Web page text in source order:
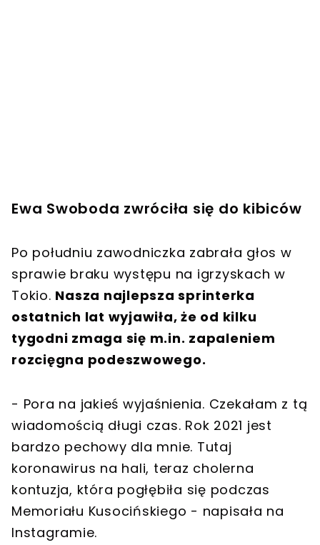
Ewa Swoboda zwróciła się do kibiców
Po południu zawodniczka zabrała głos w
sprawie braku występu na igrzyskach w
Tokio. Nasza najlepsza sprinterka
ostatnich lat wyjawiła, że od kilku
tygodni zmaga się m.in. zapaleniem
rozcięgna podeszwowego.
- Pora na jakieś wyjaśnienia. Czekałam z tą
wiadomością długi czas. Rok 2021 jest
bardzo pechowy dla mnie. Tutaj
koronawirus na hali, teraz cholerna
kontuzja, która pogłębiła się podczas
Memoriału Kusocińskiego - napisała na
Instagramie.